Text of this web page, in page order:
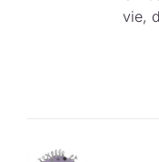
vie,